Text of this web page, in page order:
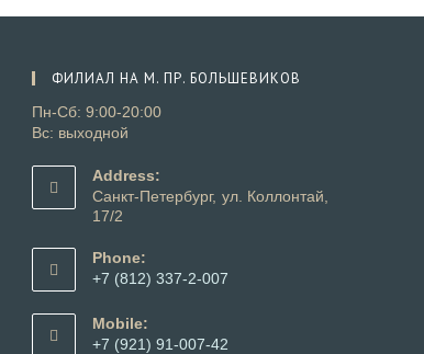
ФИЛИАЛ НА М. ПР. БОЛЬШЕВИКОВ
Пн-Сб: 9:00-20:00
Вс: выходной
Address:
Санкт-Петербург, ул. Коллонтай,
17/2
Phone:
+7 (812) 337-2-007
Mobile:
+7 (921) 91-007-42